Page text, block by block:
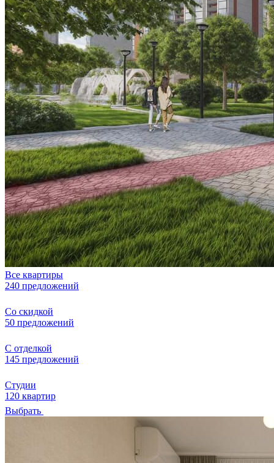
Все квартиры
240 предложений
Со скидкой
50 предложений
С отделкой
145 предложений
Студии
120 квартир
Выбрать